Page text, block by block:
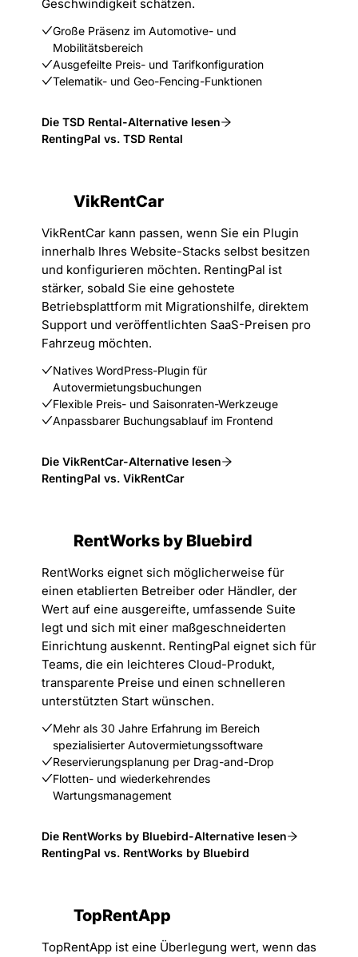
Geschwindigkeit schätzen.
Große Präsenz im Automotive- und
Mobilitätsbereich
Ausgefeilte Preis- und Tarifkonfiguration
Telematik- und Geo-Fencing-Funktionen
Die TSD Rental-Alternative lesen
RentingPal vs. TSD Rental
VikRentCar
VikRentCar kann passen, wenn Sie ein Plugin
innerhalb Ihres Website-Stacks selbst besitzen
und konfigurieren möchten. RentingPal ist
stärker, sobald Sie eine gehostete
Betriebsplattform mit Migrationshilfe, direktem
Support und veröffentlichten SaaS-Preisen pro
Fahrzeug möchten.
Natives WordPress-Plugin für
Autovermietungsbuchungen
Flexible Preis- und Saisonraten-Werkzeuge
Anpassbarer Buchungsablauf im Frontend
Die VikRentCar-Alternative lesen
RentingPal vs. VikRentCar
RentWorks by Bluebird
RentWorks eignet sich möglicherweise für
einen etablierten Betreiber oder Händler, der
Wert auf eine ausgereifte, umfassende Suite
legt und sich mit einer maßgeschneiderten
Einrichtung auskennt. RentingPal eignet sich für
Teams, die ein leichteres Cloud-Produkt,
transparente Preise und einen schnelleren
unterstützten Start wünschen.
Mehr als 30 Jahre Erfahrung im Bereich
spezialisierter Autovermietungssoftware
Reservierungsplanung per Drag-and-Drop
Flotten- und wiederkehrendes
Wartungsmanagement
Die RentWorks by Bluebird-Alternative lesen
RentingPal vs. RentWorks by Bluebird
TopRentApp
TopRentApp ist eine Überlegung wert, wenn das